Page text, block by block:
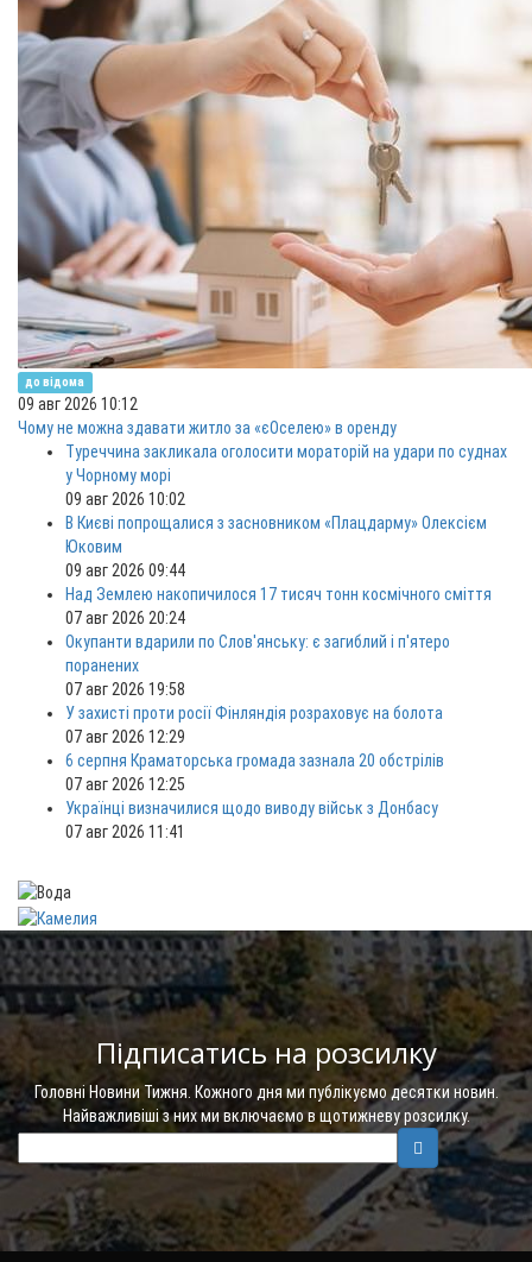
до відома
09 авг 2026 10:12
Чому не можна здавати житло за «єОселею» в оренду
Туреччина закликала оголосити мораторій на удари по суднах
у Чорному морі
09 авг 2026 10:02
В Києві попрощалися з засновником «Плацдарму» Олексієм
Юковим
09 авг 2026 09:44
Над Землею накопичилося 17 тисяч тонн космічного сміття
07 авг 2026 20:24
Окупанти вдарили по Слов'янську: є загиблий і п'ятеро
поранених
07 авг 2026 19:58
У захисті проти росії Фінляндія розраховує на болота
07 авг 2026 12:29
6 серпня Краматорська громада зазнала 20 обстрілів
07 авг 2026 12:25
Українці визначилися щодо виводу військ з Донбасу
07 авг 2026 11:41
Підписатись на розсилку
Головні Новини Тижня. Кожного дня ми публікуємо десятки новин.
Найважливіші з них ми включаємо в щотижневу розсилку.